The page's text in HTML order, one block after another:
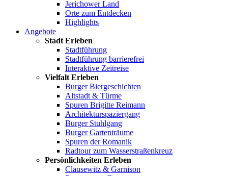
Jerichower Land
Orte zum Entdecken
Highlights
Angebote
Stadt Erleben
Stadtführung
Stadtführung barrierefrei
Interaktive Zeitreise
Vielfalt Erleben
Burger Biergeschichten
Altstadt & Türme
Spuren Brigitte Reimann
Architekturspaziergang
Burger Stuhlgang
Burger Gartenträume
Spuren der Romanik
Radtour zum Wasserstraßenkreuz
Persönlichkeiten Erleben
Clausewitz & Garnison